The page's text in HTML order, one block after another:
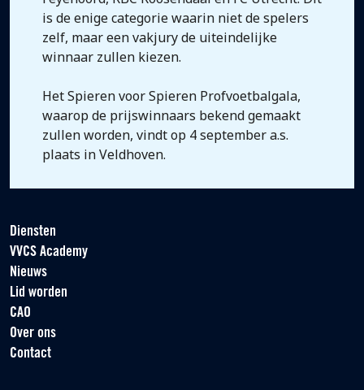
is de enige categorie waarin niet de spelers
zelf, maar een vakjury de uiteindelijke
winnaar zullen kiezen.
Het Spieren voor Spieren Profvoetbalgala,
waarop de prijswinnaars bekend gemaakt
zullen worden, vindt op 4 september a.s.
plaats in Veldhoven.
Diensten
VVCS Academy
Nieuws
Lid worden
CAO
Over ons
Contact